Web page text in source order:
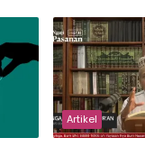
Artikel